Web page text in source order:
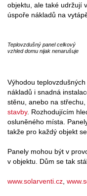
objektu, ale také udržují
úspoře nákladů na
Teplovzdušný panel celkový
vzhled domu nijak nenarušuje
Výhodou
nákladů i snadná
stěnu, anebo na
stavby. Rozhodujícím
osluněného místa.
takže pro každý objekt
Panely mohou být v
v objektu. Dům se tak
www.solarventi.cz